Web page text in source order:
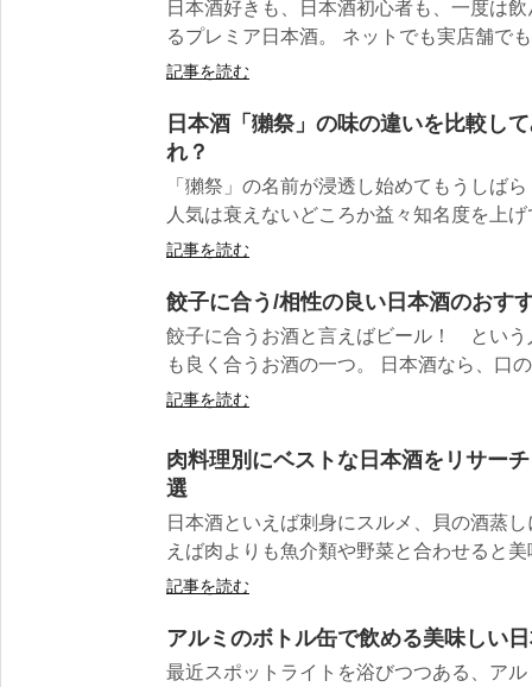
日本酒好きも、日本酒初心者も、一度は
るプレミア日本酒。 ネットでも実店舗で
記事を読む
日本酒「獺祭」の味の違いを比較し
れ？
「獺祭」の名前が浸透し始めてもうしば
人気は衰えないどころか益々知名度を上
記事を読む
餃子に合う/相性の良い日本酒のおす
餃子に合うお酒と言えばビール！ という
も良く合うお酒の一つ。 日本酒なら、口
記事を読む
肉料理別にベストな日本酒をリサー
選
日本酒といえば刺身にスルメ、貝の酒蒸
えば肉よりも魚介類や野菜と合わせると
記事を読む
アルミのボトル缶で飲める美味しい
最近スポットライトを浴びつつある、ア